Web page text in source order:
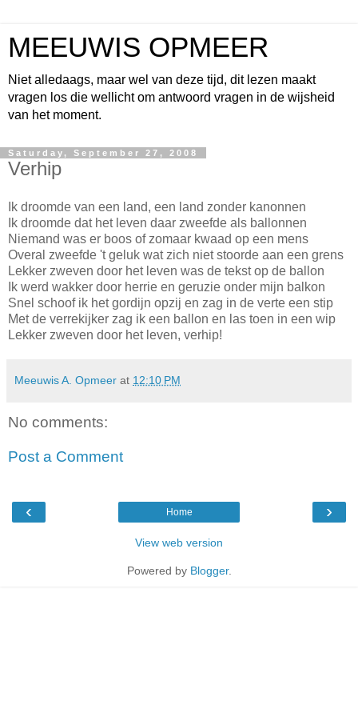
MEEUWIS OPMEER
Niet alledaags, maar wel van deze tijd, dit lezen maakt
vragen los die wellicht om antwoord vragen in de wijsheid
van het moment.
Saturday, September 27, 2008
Verhip
Ik droomde van een land, een land zonder kanonnen
Ik droomde dat het leven daar zweefde als ballonnen
Niemand was er boos of zomaar kwaad op een mens
Overal zweefde 't geluk wat zich niet stoorde aan een grens
Lekker zweven door het leven was de tekst op de ballon
Ik werd wakker door herrie en geruzie onder mijn balkon
Snel schoof ik het gordijn opzij en zag in de verte een stip
Met de verrekijker zag ik een ballon en las toen in een wip
Lekker zweven door het leven, verhip!
Meeuwis A. Opmeer at 12:10 PM
No comments:
Post a Comment
‹ ›
Home
View web version
Powered by Blogger.